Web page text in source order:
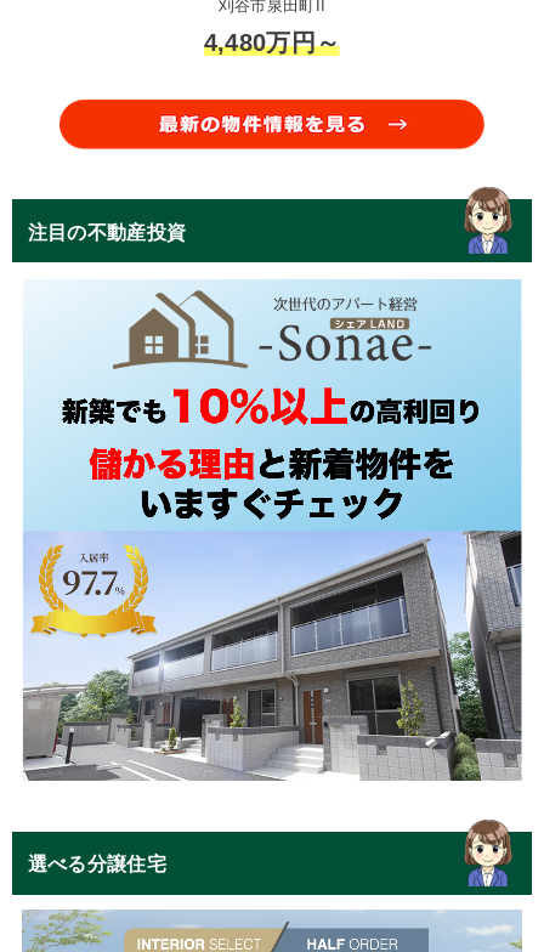
刈谷市泉田町II
4,480万円～
注目の不動産投資
選べる分譲住宅